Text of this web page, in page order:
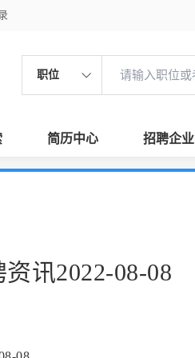
职位
简历中心 招聘企业
讯2022-08-08